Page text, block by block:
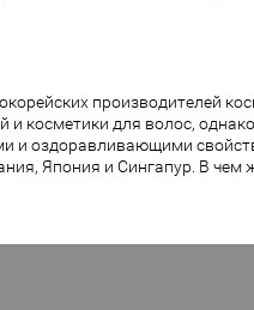
производителей
косметики для волос,
и оздоравливающими
Япония и Сингапур. В чем